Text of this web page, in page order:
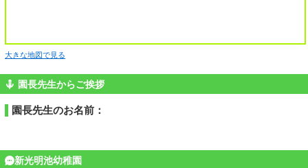
大きな地図で見る
園長先生からご挨拶
園長先生のお名前：
新光明池幼稚園